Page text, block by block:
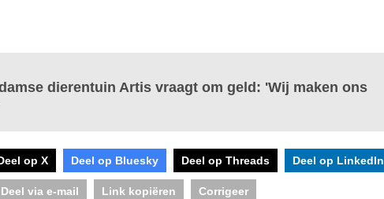
dierentuin Artis vraagt om geld: 'Wij maken ons
op X Deel op Bluesky Deel op Threads Deel op LinkedIn
Deel via e-mail Link kopiëren Corrigeer